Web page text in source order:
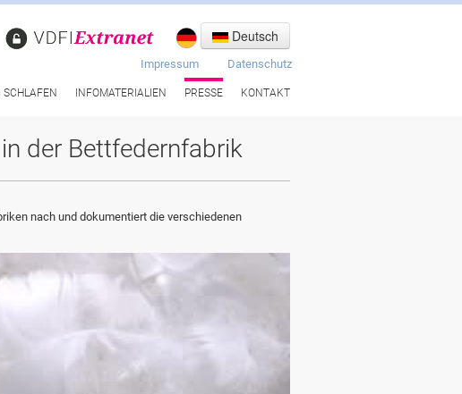
Impressum Datenschutz
Deutsch
SCHLAFEN INFOMATERIALIEN PRESSE KONTAKT
der Bettfedernfabrik
nach und dokumentiert die verschiedenen